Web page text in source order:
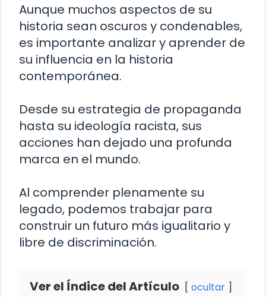
Aunque muchos aspectos de su
historia sean oscuros y condenables,
es importante analizar y aprender de
su influencia en la historia
contemporánea.
Desde su estrategia de propaganda
hasta su ideología racista, sus
acciones han dejado una profunda
marca en el mundo.
Al comprender plenamente su
legado, podemos trabajar para
construir un futuro más igualitario y
libre de discriminación.
Ver el Índice del Artículo ocultar